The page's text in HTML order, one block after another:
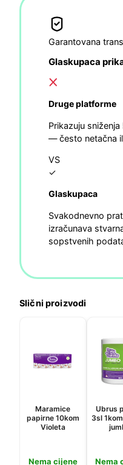
Garantovana
Glaskupaca
Druge platforme
Prikazuju
— često netačna
VS
✓
Glaskupaca
Svakodnevno
izračunava
sopstvenih
Slični proizvodi
Maramice
papirne 10kom
Violeta
Nema cijene
Ubrus
3sl
Nema